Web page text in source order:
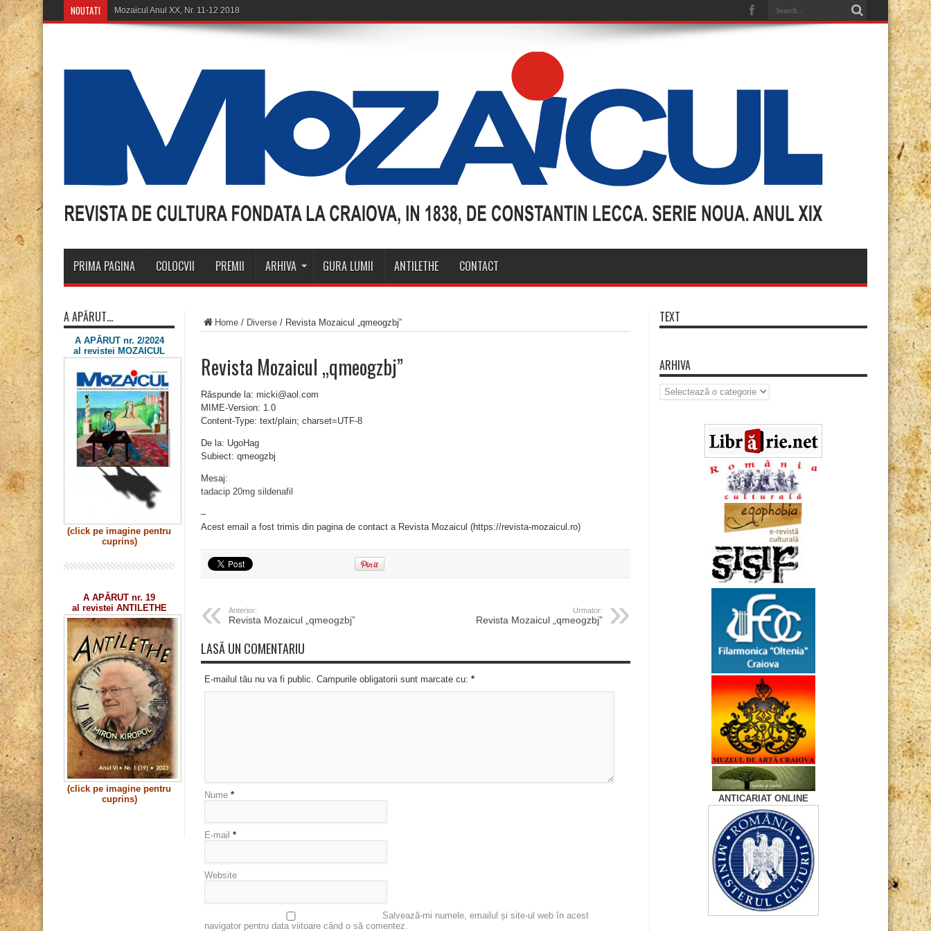
NOUTATI Mozaicul Anul XX, Nr. 11-12 2018
PRIMA PAGINA COLOCVII PREMII ARHIVA GURA LUMII ANTILETHE CONTACT
Home / Diverse / Revista Mozaicul „qmeogzbj”
Revista Mozaicul „qmeogzbj”
Răspunde la: micki@aol.com
MIME-Version: 1.0
Content-Type: text/plain; charset=UTF-8
De la: UgoHag
Subiect: qmeogzbj
Mesaj:
tadacip 20mg sildenafil
–
Acest email a fost trimis din pagina de contact a Revista Mozaicul (https://revista-mozaicul.ro)
Anterior:
Revista Mozaicul „qmeogzbj”
Urmator:
Revista Mozaicul „qmeogzbj”
LASĂ UN COMENTARIU
E-mailul tău nu va fi public. Campurile obligatorii sunt marcate cu: *
Nume *
E-mail *
Website
Salvează-mi numele, emailul și site-ul web în acest
navigator pentru data viitoare când o să comentez.
A APĂRUT…
A APĂRUT nr. 2/2024
al revistei MOZAICUL
(click pe imagine pentru
cuprins)
A APĂRUT nr. 19
al revistei ANTILETHE
(click pe imagine pentru
cuprins)
TEXT
ARHIVA
Arhiva
ANTICARIAT ONLINE